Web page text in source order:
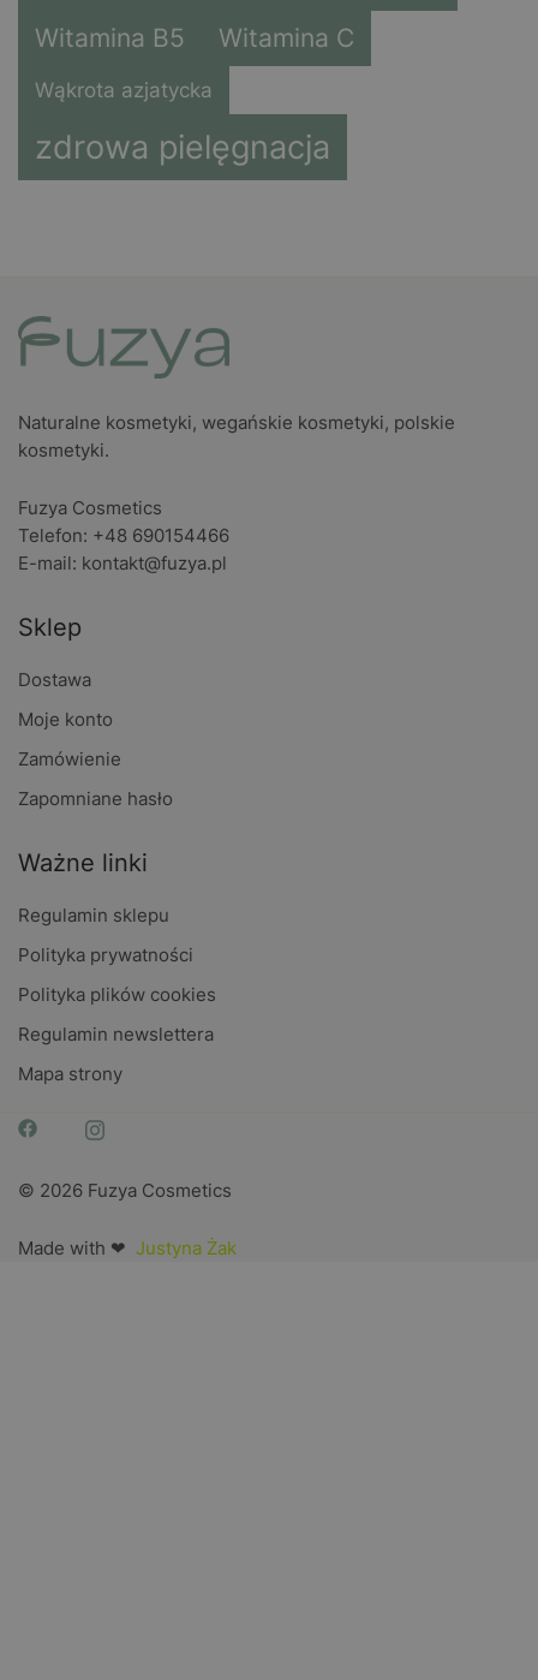
Witamina B5 Witamina C
Wąkrota azjatycka
zdrowa pielęgnacja
Naturalne kosmetyki, wegańskie kosmetyki, polskie
kosmetyki.
Fuzya Cosmetics
Telefon: +48 690154466
E-mail: kontakt@fuzya.pl
Sklep
Dostawa
Moje konto
Zamówienie
Zapomniane hasło
Ważne linki
Regulamin sklepu
Polityka prywatności
Polityka plików cookies
Regulamin newslettera
Mapa strony
© 2026 Fuzya Cosmetics
Made with ❤ Justyna Żak